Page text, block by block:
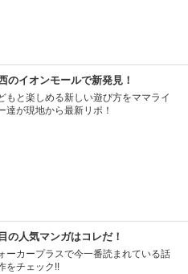
のイオンモールで新発見！
もと楽しめる新しい遊び方をママライ
達が現地から最新リポ！
の人気マンガはコレだ！
ーカープラスで今一番読まれている話
をチェック!!